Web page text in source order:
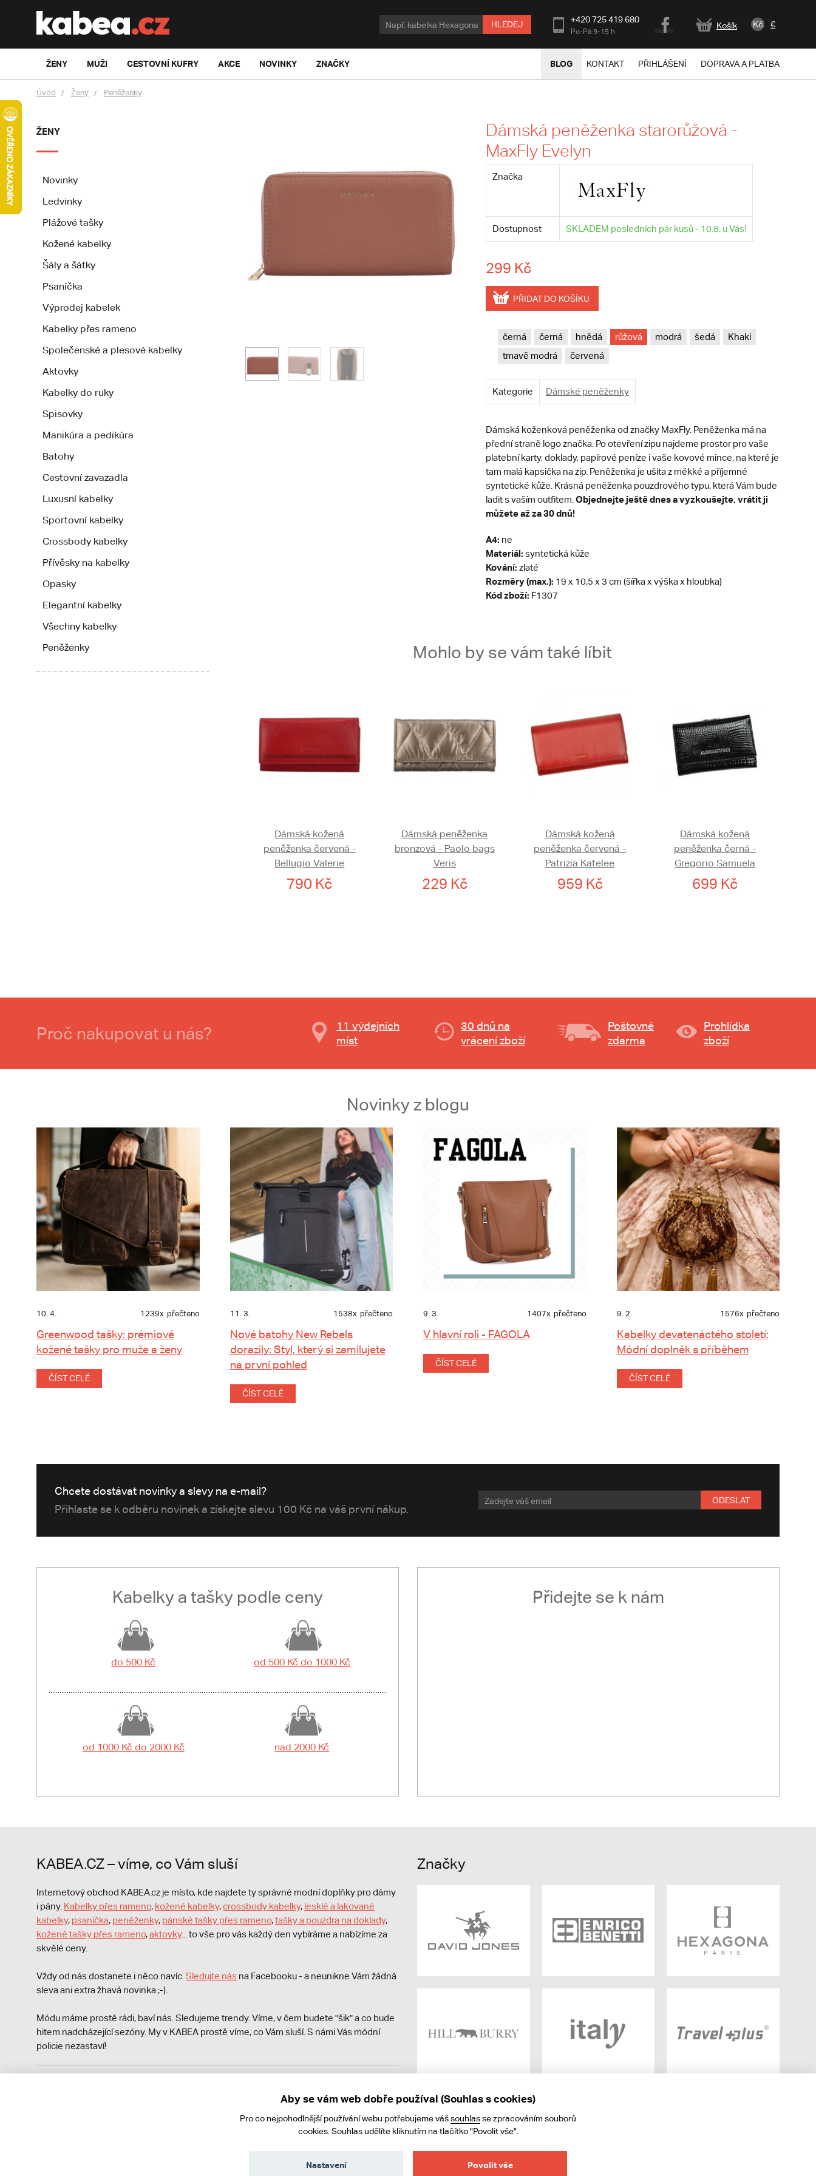
HLEDEJ +420 725 419 680
Po-Pá 9-15 h
Košík Kč €
ŽENY MUŽI CESTOVNÍ KUFRY AKCE NOVINKY ZNAČKY BLOG KONTAKT PŘIHLÁŠENÍ DOPRAVA A PLATBA
Úvod Ženy Peněženky
ŽENY
Novinky
Ledvinky
Plážové tašky
Kožené kabelky
Šály a šátky
Psaníčka
Výprodej kabelek
Kabelky přes rameno
Společenské a plesové kabelky
Aktovky
Kabelky do ruky
Spisovky
Manikúra a pedikúra
Batohy
Cestovní zavazadla
Luxusní kabelky
Sportovní kabelky
Crossbody kabelky
Přívěsky na kabelky
Opasky
Elegantní kabelky
Všechny kabelky
Peněženky
Dámská peněženka starorůžová -
MaxFly Evelyn
Značka
Dostupnost SKLADEM posledních pár kusů - 10.8. u Vás!
299 Kč
PŘIDAT DO KOŠÍKU
černá černá hnědá růžová modrá šedá
Khaki
tmavě modrá
červená
Kategorie Dámské peněženky
Dámská koženková peněženka od značky MaxFly. Peněženka má na
přední straně logo značka. Po otevření zipu najdeme prostor pro vaše
platební karty, doklady, papírové peníze i vaše kovové mince, na které je
tam malá kapsička na zip. Peněženka je ušita z měkké a příjemné
syntetické kůže. Krásná peněženka pouzdrového typu, která Vám bude
ladit s vaším outfitem. Objednejte ještě dnes a vyzkoušejte, vrátit ji
můžete až za 30 dnů!
A4: ne
Materiál: syntetická kůže
Kování: zlaté
Rozměry (max.): 19 x 10,5 x 3 cm (šířka x výška x hloubka)
Kód zboží: F1307
Mohlo by se vám také líbit
Dámská kožená
peněženka červená -
Bellugio Valerie
790 Kč
Dámská peněženka
bronzová - Paolo bags
Veris
229 Kč
Dámská kožená
peněženka červená -
Patrizia Katelee
959 Kč
Dámská kožená
peněženka černá -
Gregorio Samuela
699 Kč
Proč nakupovat u nás?
11 výdejních
míst
30 dnů na
vrácení zboží
Poštovné
zdarma
Prohlídka
zboží
Novinky z blogu
10. 4. 1239x přečteno
Greenwood tašky: prémiové
kožené tašky pro muže a ženy
ČÍST CELÉ
11. 3. 1538x přečteno
Nové batohy New Rebels
dorazily: Styl, který si zamilujete
na první pohled
ČÍST CELÉ
9. 3. 1407x přečteno
V hlavní roli - FAGOLA
ČÍST CELÉ
9. 2. 1576x přečteno
Kabelky devatenáctého století:
Módní doplněk s příběhem
ČÍST CELÉ
Chcete dostávat novinky a slevy na e-mail?
Přihlaste se k odběru novinek a získejte slevu 100 Kč na váš první nákup.
ODESLAT
Kabelky a tašky podle ceny
do 500 Kč od 500 Kč do 1000 Kč
od 1000 Kč do 2000 Kč nad 2000 Kč
Přidejte se k nám
KABEA.CZ – víme, co Vám sluší
Internetový obchod KABEA.cz je místo, kde najdete ty správné modní doplňky pro dámy
i pány. Kabelky přes rameno, kožené kabelky,crossbody kabelky, lesklé a lakované
kabelky, psaníčka, peněženky, pánské tašky přes rameno,tašky a pouzdra na doklady,
kožené tašky přes rameno,aktovky... to vše pro vás každý den vybíráme a nabízíme za
skvělé ceny.
Vždy od nás dostanete i něco navíc. Sledujte nás na Facebooku - a neunikne Vám žádná
sleva ani extra žhavá novinka ;-).
Módu máme prostě rádi, baví nás. Sledujeme trendy. Víme, v čem budete "šik" a co bude
hitem nadcházející sezóny. My v KABEA prostě víme, co Vám sluší. S námi Vás módní
policie nezastaví!
Zároveň je povinen zaevidovat přijatou tržbu u správce daně online; v případě
Značky
Aby se vám web dobře používal (Souhlas s cookies)
Pro co nejpohodlnější používání webu potřebujeme vášsouhlasse zpracováním souborů
cookies. Souhlas udělíte kliknutím na tlačítko "Povolit vše".
Povolit vše
Nastavení